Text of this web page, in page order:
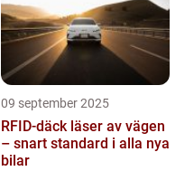
09 september 2025
RFID-däck läser av vägen
– snart standard i alla nya
bilar